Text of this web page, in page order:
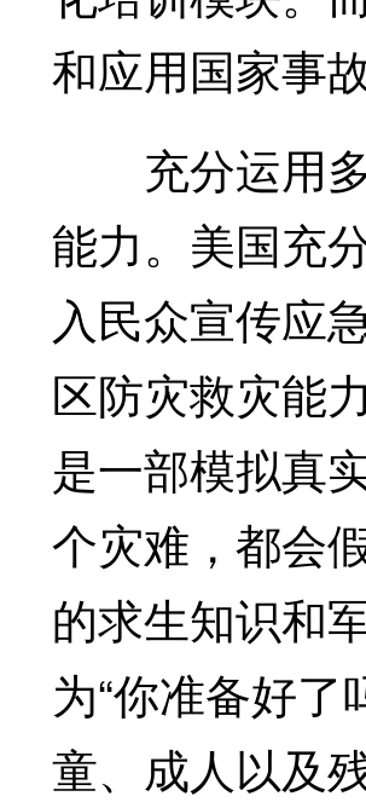
和应用国家事
充分运用多
能力。美国充
入民众宣传应
区防灾救灾能
是一部模拟真
个灾难，都会
的求生知识和
为“你准备好
童、成人以及